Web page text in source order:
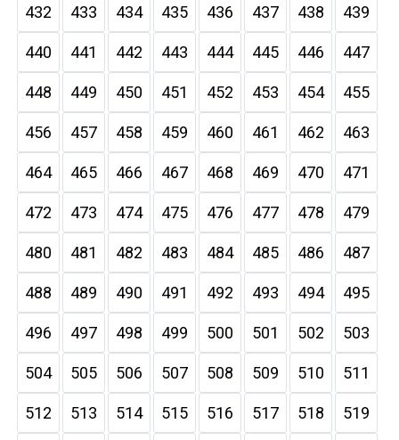
432 433 434 435 436 437 438 439
440 441 442 443 444 445 446 447
448 449 450 451 452 453 454 455
456 457 458 459 460 461 462 463
464 465 466 467 468 469 470 471
472 473 474 475 476 477 478 479
480 481 482 483 484 485 486 487
488 489 490 491 492 493 494 495
496 497 498 499 500 501 502 503
504 505 506 507 508 509 510 511
512 513 514 515 516 517 518 519